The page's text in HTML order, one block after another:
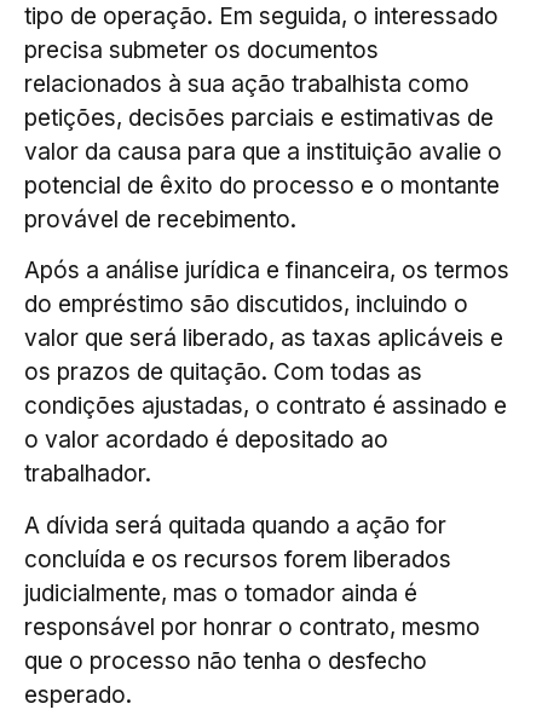
tipo de operação. Em seguida, o interessado
precisa submeter os documentos
relacionados à sua ação trabalhista como
petições, decisões parciais e estimativas de
valor da causa para que a instituição avalie o
potencial de êxito do processo e o montante
provável de recebimento.
Após a análise jurídica e financeira, os termos
do empréstimo são discutidos, incluindo o
valor que será liberado, as taxas aplicáveis e
os prazos de quitação. Com todas as
condições ajustadas, o contrato é assinado e
o valor acordado é depositado ao
trabalhador.
A dívida será quitada quando a ação for
concluída e os recursos forem liberados
judicialmente, mas o tomador ainda é
responsável por honrar o contrato, mesmo
que o processo não tenha o desfecho
esperado.